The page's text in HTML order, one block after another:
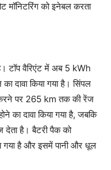
मॉनिटरिंग को इनेबल करता
टॉप वैरिएंट में अब 5 kWh
दावा किया गया है। सिंपल
करने पर 265 km तक की रेंज
का दावा किया गया है, जबकि
है। बैटरी पैक को
है और इसमें पानी और धूल